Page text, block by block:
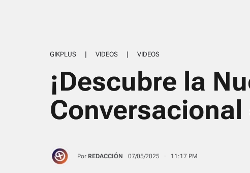
GIKPLUS | VIDEOS | VIDEOS
¡Descubre la
Conversacional
Por REDACCIÓN 07/05/2025 · 11:17 PM